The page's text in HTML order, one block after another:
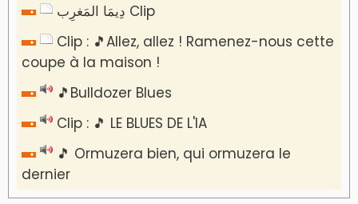
دِيمَا المَغرِب Clip
Clip : 🎵Allez, allez ! Ramenez-nous cette
coupe à la maison !
🎵Bulldozer Blues
Clip : 🎵 LE BLUES DE L'IA
🎵 Ormuzera bien, qui ormuzera le
dernier